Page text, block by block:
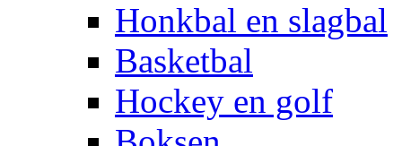
Honkbal en slagbal
Basketbal
Hockey en golf